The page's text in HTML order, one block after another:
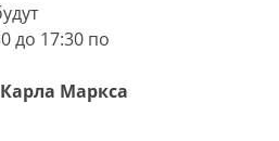
до 17:30 по
Маркса